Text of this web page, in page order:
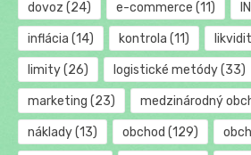
dovoz (24) e-commerce (11)
inflácia (14) kontrola (11)
limity(26) logistické metódy(33)
marketing (23) medzinárodný
náklady(13) obchod (129)